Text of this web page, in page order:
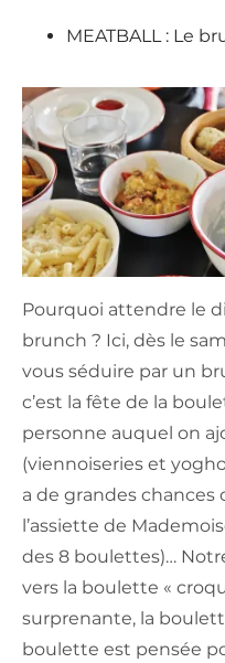
MEATBALL : Le
Pourquoi attendre le
brunch ? Ici, dès le
vous séduire par un
c’est la fête de la
personne auquel on
(viennoiseries et
a de grandes chances
l’assiette de
des 8 boulettes)…
vers la boulette «
surprenante, la
boulette est pensée